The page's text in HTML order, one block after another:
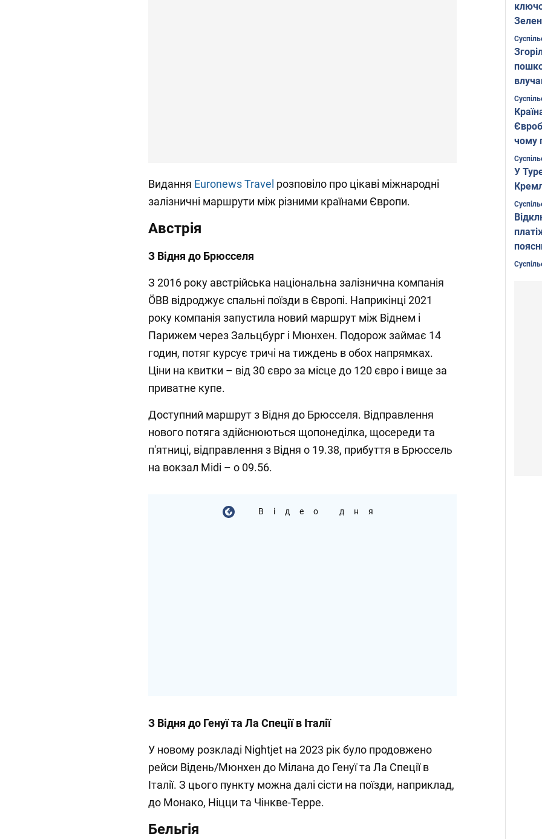
Видання Euronews Travel розповіло про цікаві міжнародні
залізничні маршрути між різними країнами Європи.
Австрія
З Відня до Брюсселя
З 2016 року австрійська національна залізнична компанія
ÖBB відроджує спальні поїзди в Європі. Наприкінці 2021
року компанія запустила новий маршрут між Віднем і
Парижем через Зальцбург і Мюнхен. Подорож займає 14
годин, потяг курсує тричі на тиждень в обох напрямках.
Ціни на квитки – від 30 євро за місце до 120 євро і вище за
приватне купе.
Доступний маршрут з Відня до Брюсселя. Відправлення
нового потяга здійснюються щопонеділка, щосереди та
п'ятниці, відправлення з Відня о 19.38, прибуття в Брюссель
на вокзал Midi – о 09.56.
Відео дня
З Відня до Генуї та Ла Спеції в Італії
У новому розкладі Nightjet на 2023 рік було продовжено
рейси Відень/Мюнхен до Мілана до Генуї та Ла Спеції в
Італії. З цього пункту можна далі сісти на поїзди, наприклад,
до Монако, Ніцци та Чінкве-Терре.
Бельгія
Фото
чому
У